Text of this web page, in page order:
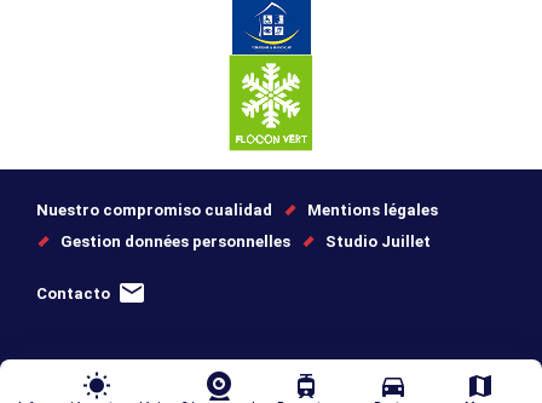
Nuestro compromiso cualidad
Mentions légales
Gestion données personnelles
Studio Juillet
Contacto
wb_sunny tram directions_car map